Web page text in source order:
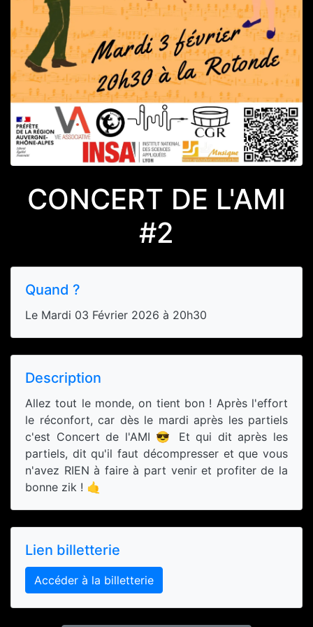
CONCERT DE L'AMI
#2
Quand ?
Le Mardi 03 Février 2026 à 20h30
Description
Allez tout le monde, on tient bon ! Après l'effort
le réconfort, car dès le mardi après les partiels
c'est Concert de l'AMI 😎 Et qui dit après les
partiels, dit qu'il faut décompresser et que vous
n'avez RIEN à faire à part venir et profiter de la
bonne zik ! 🤙
Lien billetterie
Accéder à la billetterie